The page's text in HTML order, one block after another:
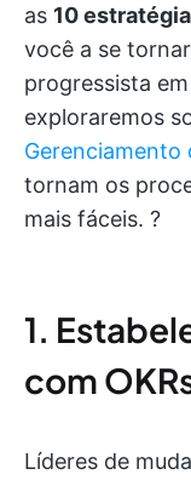
as 10
você a se
progressista
exploraremos
Gerenciamento
tornam os
mais fáceis. ?
1.
com
Líderes de